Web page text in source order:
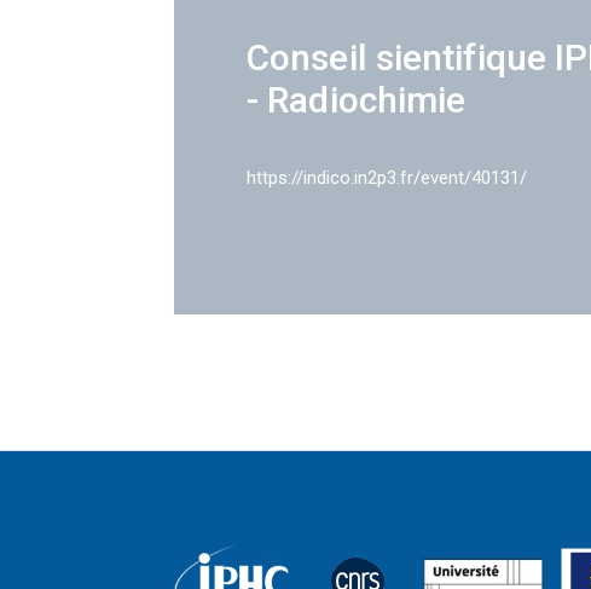
Conseil sientifique
- Radiochimie
https://indico.in2p3.fr/event/40131/